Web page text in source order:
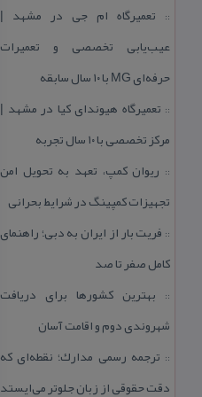
:: تعمیرگاه ام جی در مشهد |
عیب‌یابی تخصصی و تعمیرات
حرفه‌ای MG با ۱۰ سال سابقه
:: تعمیرگاه هیوندای كیا در مشهد |
مركز تخصصی با ۱۰ سال تجربه
:: ریوان كمپ، تعهد به تحویل امن
تجهیزات كمپینگ در شرایط بحرانی
:: فریت بار از ایران به دبی؛ راهنمای
كامل صفر تا صد
:: بهترین كشورها برای دریافت
شهروندی دوم و اقامت آسان
:: ترجمه رسمی مدارك؛ نقطه‌ای كه
دقت حقوقی از زبان جلوتر می‌ایستد